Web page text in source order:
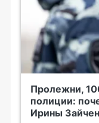
Пролежни,
полиции:
Ирины